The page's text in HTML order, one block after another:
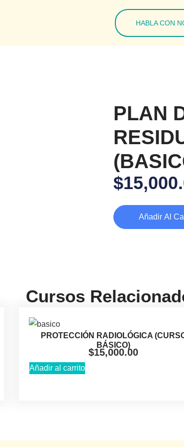
HABLA CON
PLAN
$
Añadir Al
Cursos
PROTECCIÓN RADIOLÓGICA
BÁSICO)
$15,000.00
Añadir al carrito